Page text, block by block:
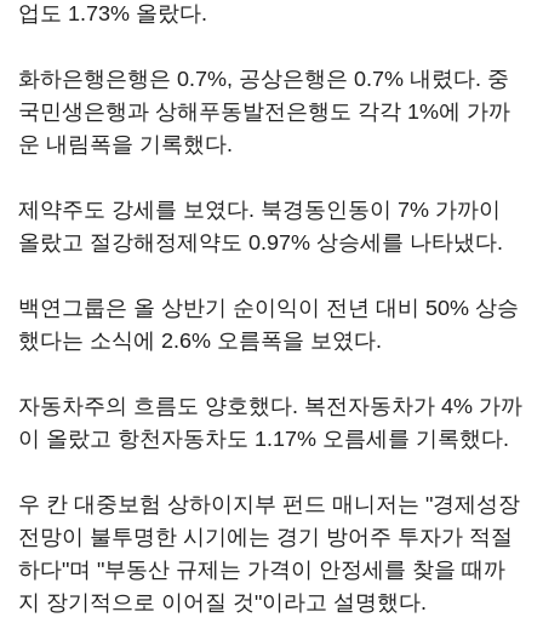
업도 1.73% 올랐다.
화하은행은행은 0.7%, 공상은행은 0.7% 내렸다. 중
국민생은행과 상해푸동발전은행도 각각 1%에 가까
운 내림폭을 기록했다.
제약주도 강세를 보였다. 북경동인동이 7% 가까이
올랐고 절강해정제약도 0.97% 상승세를 나타냈다.
백연그룹은 올 상반기 순이익이 전년 대비 50% 상승
했다는 소식에 2.6% 오름폭을 보였다.
자동차주의 흐름도 양호했다. 복전자동차가 4% 가까
이 올랐고 항천자동차도 1.17% 오름세를 기록했다.
우 칸 대중보험 상하이지부 펀드 매니저는 "경제성장
전망이 불투명한 시기에는 경기 방어주 투자가 적절
하다"며 "부동산 규제는 가격이 안정세를 찾을 때까
지 장기적으로 이어질 것"이라고 설명했다.